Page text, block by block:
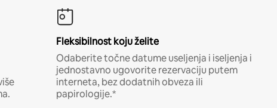
Fleksibilnost koju želite
Odaberite točne datume useljenja i iseljenja i
jednostavno ugovorite rezervaciju putem
interneta, bez dodatnih obveza ili
papirologije.*